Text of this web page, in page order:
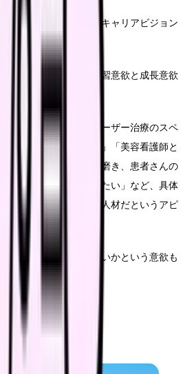
看護師としての将来のキャリアビジョン
欲です。
野であり、継続的な学習意欲と成長意欲
の専門知識を深め、レーザー治療のスペ
の肌の悩みに応えたい」「美容看護師と
カウンセリング技術も磨き、患者さんの
ートできる存在になりたい」など、具体
、長期的に活躍できる人材だというアピ
にどのように貢献したいかという意欲も
でしょう。
構成要素